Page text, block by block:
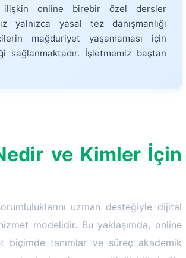
ilişkin online birebir özel dersler
yalnızca yasal tez danışmanlığı
mağduriyet yaşamaması için
sağlanmaktadır. İşletmemiz baştan
ve Kimler İçin
uzman desteğiyle dijital
modelidir. Bu yaklaşımda, online
biçimde tanımlar ve süreç akademik